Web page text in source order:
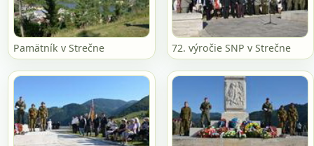
Pamätník v Strečne 72. výročie SNP v Strečne